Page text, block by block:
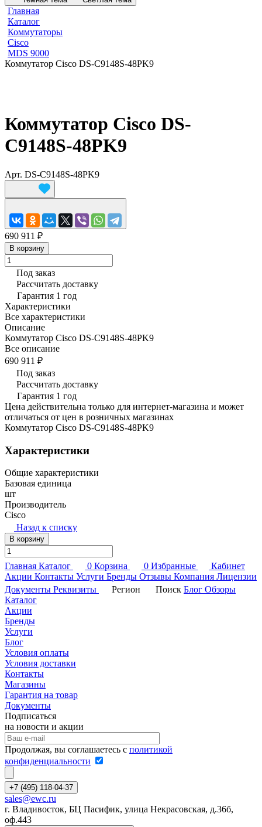
Главная
Каталог
Коммутаторы
Cisco
MDS 9000
Коммутатор Cisco DS-C9148S-48PK9
Коммутатор Cisco DS-
C9148S-48PK9
Арт. DS-C9148S-48PK9
690 911 ₽
В корзину
Под заказ
Рассчитать доставку
Гарантия 1 год
Характеристики
Все характеристики
Описание
Коммутатор Cisco DS-C9148S-48PK9
Все описание
690 911 ₽
Под заказ
Рассчитать доставку
Гарантия 1 год
Цена действительна только для интернет-магазина и может
отличаться от цен в розничных магазинах
Коммутатор Cisco DS-C9148S-48PK9
Характеристики
Общие характеристики
Базовая единица
шт
Производитель
Cisco
Назад к списку
В корзину
Главная Каталог 0 Корзина 0 Избранные
Кабинет
Акции Контакты Услуги Бренды Отзывы Компания Лицензии
Документы Реквизиты Регион Поиск Блог Обзоры
Каталог
Акции
Бренды
Услуги
Блог
Условия оплаты
Условия доставки
Контакты
Магазины
Гарантия на товар
Документы
Подписаться
на новости и акции
Продолжая, вы соглашаетесь с политикой
конфиденциальности
+7 (495) 118-04-37
sales@ewc.ru
г. Владивосток, БЦ Пасифик, улица Некрасовская, д.36б,
оф.443